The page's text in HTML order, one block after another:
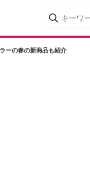
ーの春の新商品も紹介